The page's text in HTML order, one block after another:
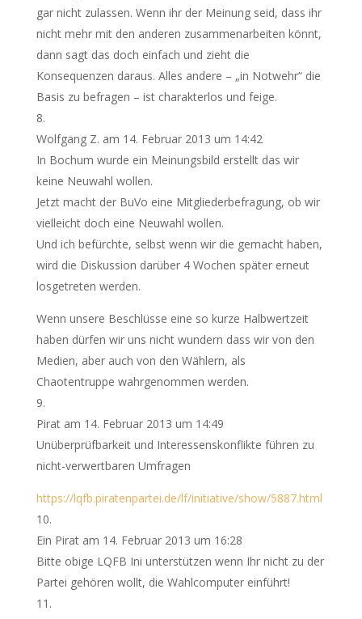
gar nicht zulassen. Wenn ihr der Meinung seid, dass ihr
nicht mehr mit den anderen zusammenarbeiten könnt,
dann sagt das doch einfach und zieht die
Konsequenzen daraus. Alles andere – „in Notwehr“ die
Basis zu befragen – ist charakterlos und feige.
Wolfgang Z. am 14. Februar 2013 um 14:42
In Bochum wurde ein Meinungsbild erstellt das wir
keine Neuwahl wollen.
Jetzt macht der BuVo eine Mitgliederbefragung, ob wir
vielleicht doch eine Neuwahl wollen.
Und ich befürchte, selbst wenn wir die gemacht haben,
wird die Diskussion darüber 4 Wochen später erneut
losgetreten werden.
Wenn unsere Beschlüsse eine so kurze Halbwertzeit
haben dürfen wir uns nicht wundern dass wir von den
Medien, aber auch von den Wählern, als
Chaotentruppe wahrgenommen werden.
Pirat am 14. Februar 2013 um 14:49
Unüberprüfbarkeit und Interessenskonflikte führen zu
nicht-verwertbaren Umfragen
https://lqfb.piratenpartei.de/lf/initiative/show/5887.html
Ein Pirat am 14. Februar 2013 um 16:28
Bitte obige LQFB Ini unterstützen wenn Ihr nicht zu der
Partei gehören wollt, die Wahlcomputer einführt!